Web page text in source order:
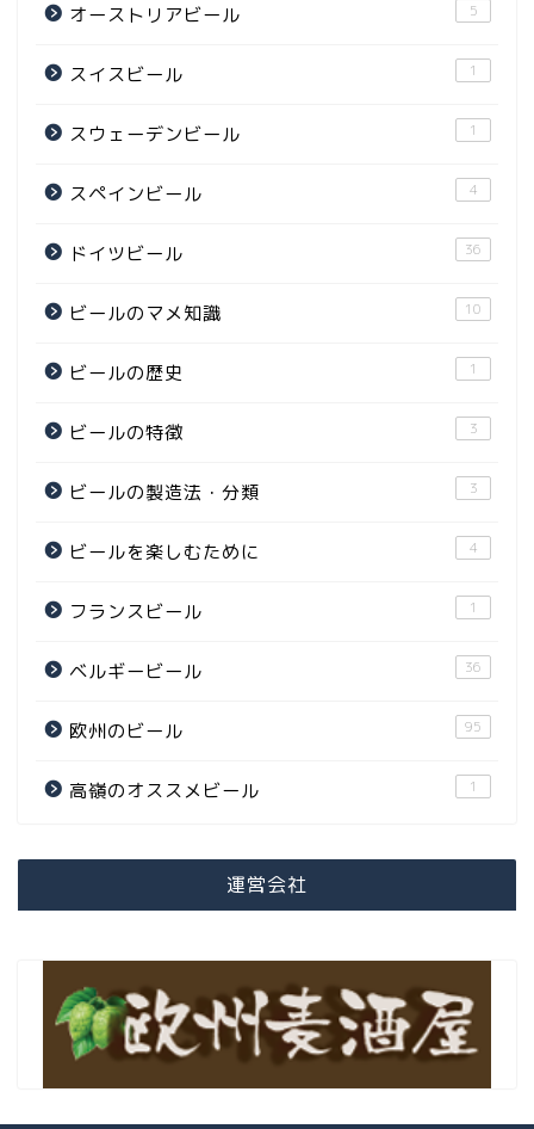
オーストリアビール 5
スイスビール 1
スウェーデンビール 1
スペインビール 4
ドイツビール 36
ビールのマメ知識 10
ビールの歴史 1
ビールの特徴 3
ビールの製造法・分類 3
ビールを楽しむために 4
フランスビール 1
ベルギービール 36
欧州のビール 95
高嶺のオススメビール 1
運営会社